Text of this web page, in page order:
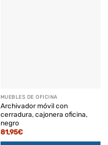
MUEBLES DE OFICINA
Archivador móvil con
cerradura, cajonera oficina,
negro
81,95€